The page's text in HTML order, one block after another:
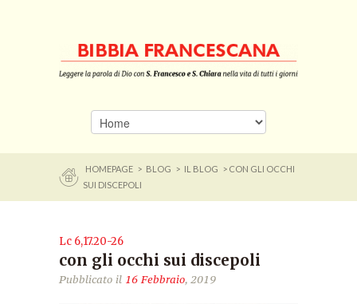
HOMEPAGE > BLOG > IL BLOG
> CON GLI OCCHI
SUI DISCEPOLI
Lc 6,17.20-26
con gli occhi sui discepoli
Pubblicato il 16 Febbraio, 2019